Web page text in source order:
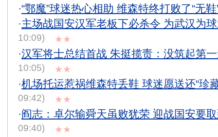
·“鄂魔”球迷热心相助 维森特终打败了“无鞋
·主场战国安汉军老板下必杀令 为武汉为
10:09)
★★
·汉军将士总结首战 朱挺揽责：没筑起第
10:05)
★★
·机场托运惹祸维森特丢鞋 球迷愿送还“珍
09:42)
★★
·阎志：卓尔输舜天虽败犹荣 迎战国安要
09:40)
★★